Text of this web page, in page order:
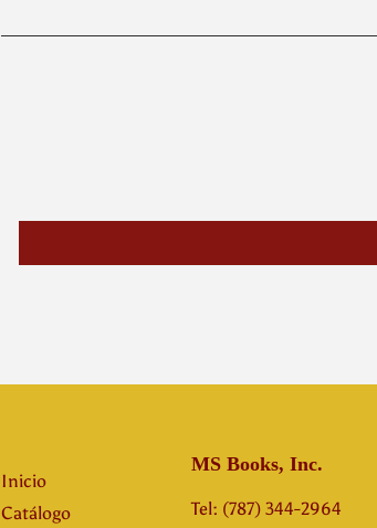
Inicio
Catálogo
MS Books, Inc.
Tel: (787) 344-2964